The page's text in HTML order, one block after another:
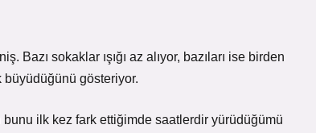
Bazı sokaklar ışığı az alıyor, bazıları ise birden
büyüdüğünü gösteriyor.
ilk kez fark ettiğimde saatlerdir yürüdüğümü